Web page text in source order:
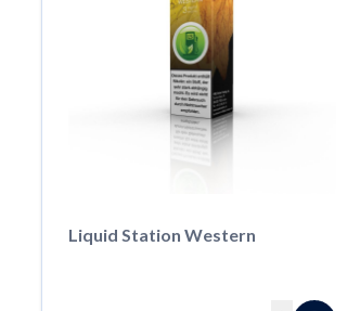
Liquid Station Western